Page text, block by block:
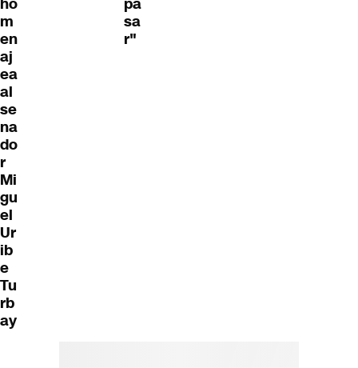
m
en
aj
ea
al
se
na
do
r
Mi
gu
el
Ur
ib
e
Tu
rb
ay
sa
r"